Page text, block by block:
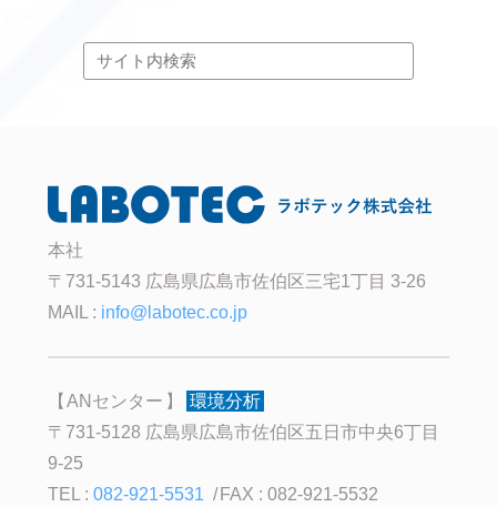
本社
〒731-5143 広島県広島市佐伯区三宅1丁目 3-26
MAIL : info@labotec.co.jp
ANセンター
環境分析
〒731-5128 広島県広島市佐伯区五日市中央6丁目
9-25
TEL :082-921-5531
FAX : 082-921-5532